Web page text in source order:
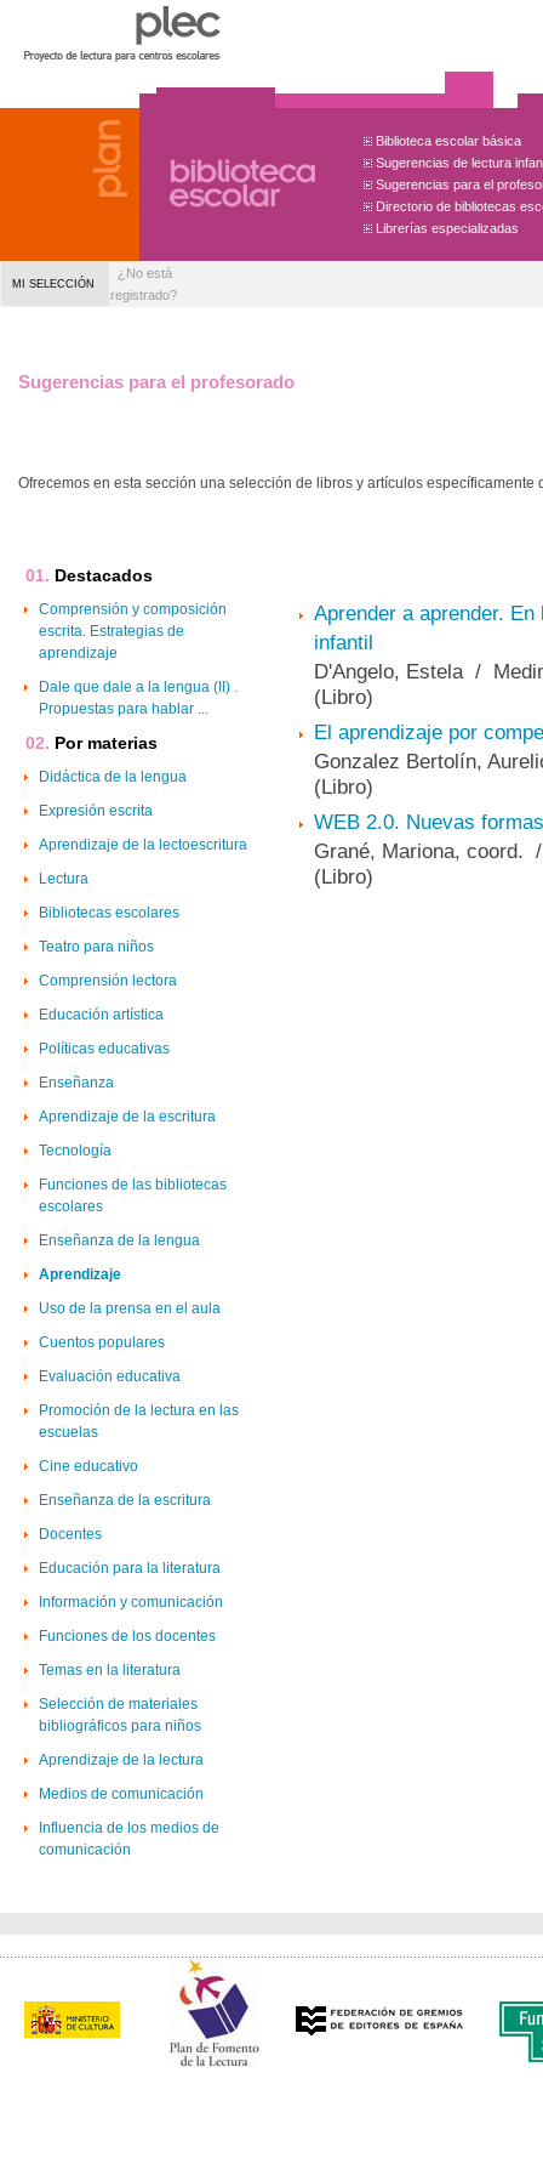
Biblioteca escolar básica
Sugerencias de lectura
Sugerencias para el
Directorio de bibliotecas
Librerías especializadas
MI SELECCIÓN
¿No está
registrado?
Sugerencias para el profesorado
Ofrecemos en esta sección una selección de libros y artículos
Destacados
Comprensión y composición
escrita. Estrategias de
aprendizaje
Dale que dale a la lengua (II) .
Propuestas para hablar ...
Por materias
Didáctica de la lengua
Expresión escrita
Aprendizaje de la lectoescritura
Lectura
Bibliotecas escolares
Teatro para niños
Comprensión lectora
Educación artística
Políticas educativas
Enseñanza
Aprendizaje de la escritura
Tecnología
Funciones de las bibliotecas
escolares
Enseñanza de la lengua
Aprendizaje
Uso de la prensa en el aula
Cuentos populares
Evaluación educativa
Promoción de la lectura en las
escuelas
Cine educativo
Enseñanza de la escritura
Docentes
Educación para la literatura
Información y comunicación
Funciones de los docentes
Temas en la literatura
Selección de materiales
bibliográficos para niños
Aprendizaje de la lectura
Medios de comunicación
Influencia de los medios de
comunicación
Aprender a aprender.
infantil
D'Angelo, Estela /
(Libro)
El aprendizaje por
Gonzalez Bertolín,
(Libro)
WEB 2.0. Nuevas
Grané, Mariona, coord.
(Libro)